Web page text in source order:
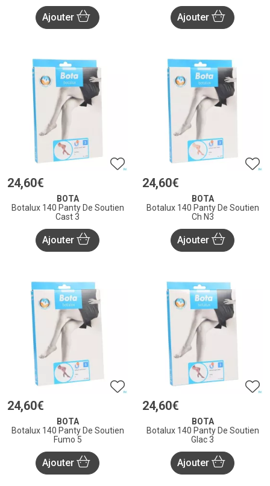
Ajouter Ajouter
24,60€
BOTA
Botalux 140 Panty De Soutien
Cast 3
Ajouter
24,60€
BOTA
Botalux 140 Panty De Soutien
Ch N3
Ajouter
24,60€
BOTA
Botalux 140 Panty De Soutien
Fumo 5
Ajouter
24,60€
BOTA
Botalux 140 Panty De Soutien
Glac 3
Ajouter